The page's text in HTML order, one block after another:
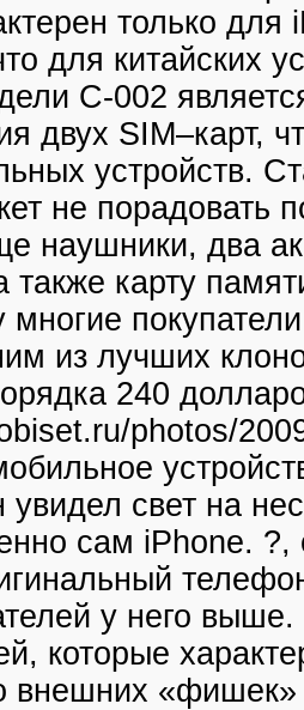
только
для китайских
С-002
двух SIM–карт,
устройств.
не порадовать
наушники, два
также карту
из лучших
240
photos/
увидел свет на
сам iPhone.
у него
которые
внешних «фишек»